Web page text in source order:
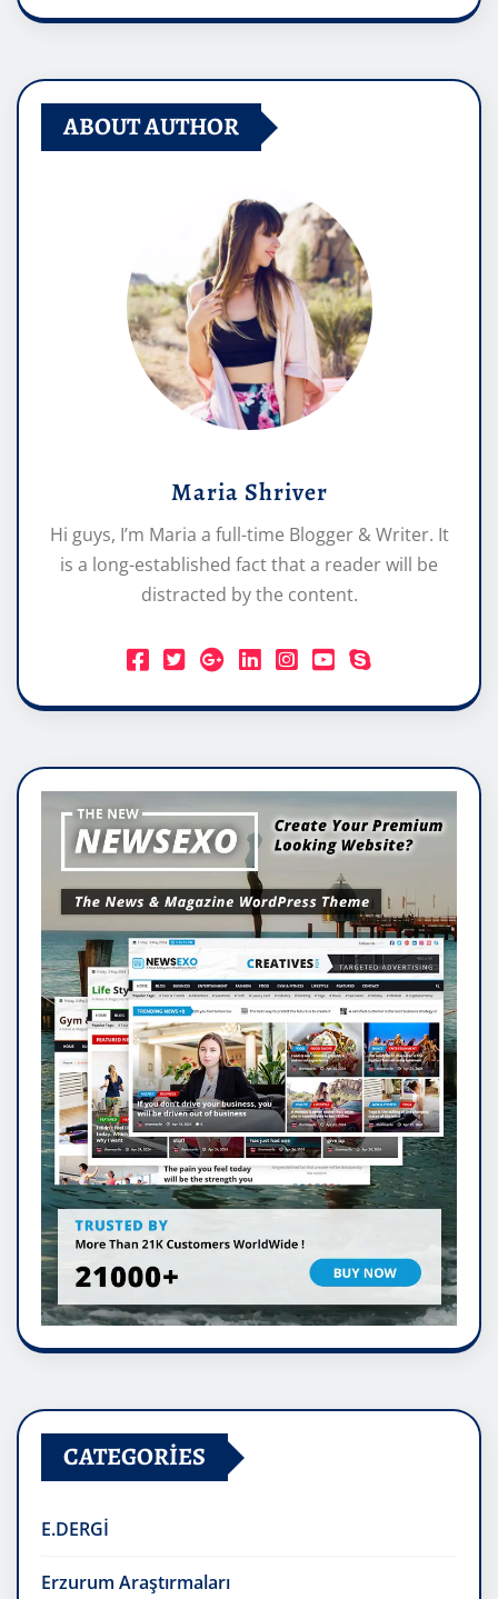
ABOUT AUTHOR
Maria Shriver
Hi guys, I’m Maria a full-time Blogger & Writer. It
is a long-established fact that a reader will be
distracted by the content.
CATEGORIES
E.DERGİ
Erzurum Araştırmaları